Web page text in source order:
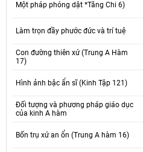
Một pháp phóng dật *Tăng Chi 6)
Làm trọn đầy phước đức và trí tuệ
Con đường thiên xứ (Trung A Hàm
17)
Hình ảnh bậc ẩn sĩ (Kinh Tập 121)
Đối tượng và phương pháp giáo dục
của kinh A hàm
Bốn trụ xứ an ổn (Trung A hàm 16)